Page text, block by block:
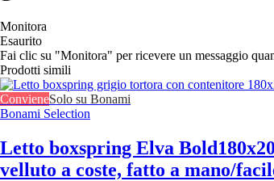
Monitora
Esaurito
Fai clic su "Monitora" per ricevere un messaggio
Prodotti simili
ConvieneSolo su Bonami
Bonami Selection
Letto boxspring Elva Bold
velluto a coste, fatto a mano/